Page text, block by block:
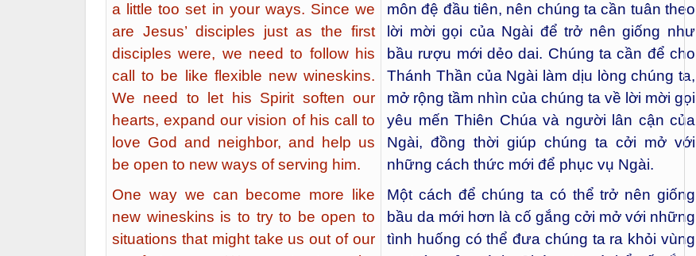
a little too set in your ways. Since we
are Jesus’ disciples just as the first
disciples were, we need to follow his
call to be like flexible new wineskins.
We need to let his Spirit soften our
hearts, expand our vision of his call to
love God and neighbor, and help us
be open to new ways of serving him.
One way we can become more like
new wineskins is to try to be open to
situations that might take us out of our
môn đệ đầu tiên, nên chúng ta cần tuân theo
lời mời gọi của Ngài để trở nên giống như
bầu rượu mới dẻo dai. Chúng ta cần để cho
Thánh Thần của Ngài làm dịu lòng chúng ta,
mở rộng tầm nhìn của chúng ta về lời mời gọi
yêu mến Thiên Chúa và người lân cận của
Ngài, đồng thời giúp chúng ta cởi mở với
những cách thức mới để phục vụ Ngài.
Một cách để chúng ta có thể trở nên giống
bầu da mới hơn là cố gắng cởi mở với những
tình huống có thể đưa chúng ta ra khỏi vùng